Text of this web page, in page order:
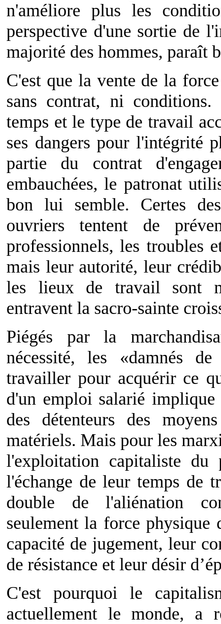
n'améliore plus les
perspective d'une sortie de
majorité des hommes, paraît
C'est que la vente de la
sans contrat, ni
temps et le type de travail
ses dangers pour l'intégrité
partie du contrat
embauchées, le patronat
bon lui semble. Certes
ouvriers tentent de
professionnels, les troubles
mais leur autorité, leur
les lieux de travail sont
entravent la sacro-sainte
Piégés par la
nécessité, les «damnés
travailler pour acquérir ce
d'un emploi salarié
des détenteurs des
matériels. Mais pour les
l'exploitation capitaliste
l'échange de leur temps de
double de l'aliénation
seulement la force physique
capacité de jugement, leur
de résistance et leur désir
C'est pourquoi le
actuellement le monde, a